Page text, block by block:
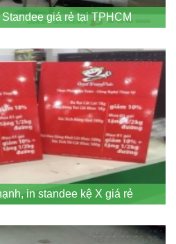
giá rẻ tại TPHCM
in standee kệ X giá rẻ